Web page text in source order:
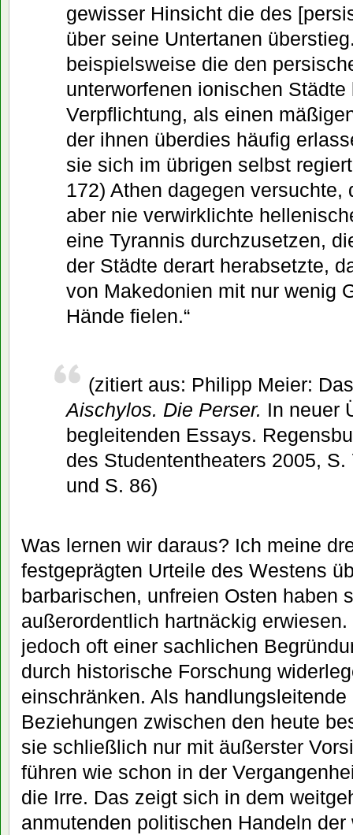
gewisser Hinsicht die des
über seine Untertanen
beispielsweise die den
unterworfenen ionischen Städte
Verpflichtung, als einen
der ihnen überdies häufig
sie sich im übrigen selbst
172) Athen dagegen versuchte,
aber nie verwirklichte
eine Tyrannis durchzusetzen,
der Städte derart herabsetzte,
von Makedonien mit nur wenig
Hände fielen.“
(zitiert aus: Philipp Meier:
Aischylos. Die Perser. In neuer
begleitenden Essays.
des Studententheaters 2005,
und S. 86)
Was lernen wir daraus? Ich meine
festgeprägten Urteile des Westens
barbarischen, unfreien Osten haben
außerordentlich hartnäckig
jedoch oft einer sachlichen
durch historische Forschung
einschränken. Als
Beziehungen zwischen den heute
sie schließlich nur mit äußerster
führen wie schon in der
die Irre. Das zeigt sich in dem
anmutenden politischen Handeln